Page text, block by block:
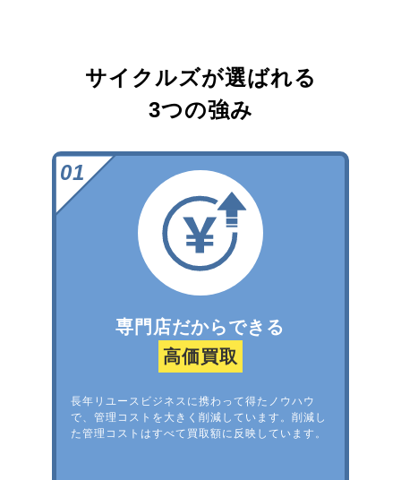
サイクルズが選ばれる
3つの強み
専門店だからできる
高価買取
長年リユースビジネスに携わって得たノウハウ
で、管理コストを大きく削減しています。削減し
た管理コストはすべて買取額に反映しています。